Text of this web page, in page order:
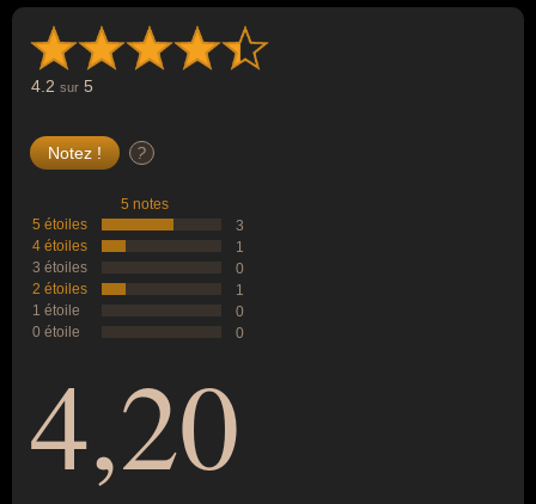
4.2 sur 5
?
5 notes
5 étoiles
3
4 étoiles
1
3 étoiles
0
2 étoiles
1
1 étoile
0
0 étoile
0
4,20